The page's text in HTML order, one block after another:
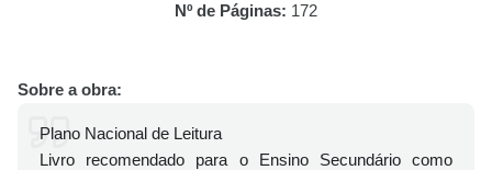
Nº de Páginas: 172
Sobre a obra:
Plano Nacional de Leitura
Livro recomendado para o Ensino Secundário como